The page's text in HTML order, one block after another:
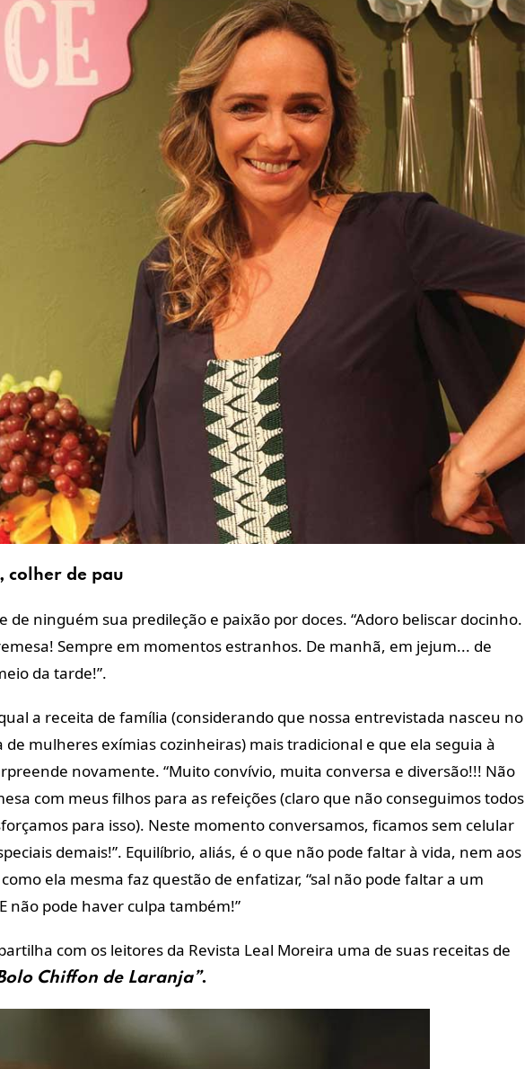
colher de pau
de ninguém sua predileção e paixão por doces. “Adoro beliscar docinho.
Sempre em momentos estranhos. De manhã, em jejum... de
da tarde!”.
a receita de família (considerando que nossa entrevistada nasceu no
mulheres exímias cozinheiras) mais tradicional e que ela seguia à
novamente. “Muito convívio, muita conversa e diversão!!! Não
com meus filhos para as refeições (claro que não conseguimos todos
para isso). Neste momento conversamos, ficamos sem celular
demais!”. Equilíbrio, aliás, é o que não pode faltar à vida, nem aos
ela mesma faz questão de enfatizar, “sal não pode faltar a um
não pode haver culpa também!”
com os leitores da Revista Leal Moreira uma de suas receitas de
Chiffon de Laranja”.